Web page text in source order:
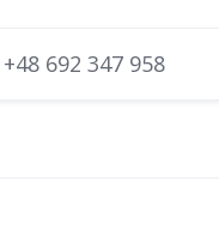
+48 692 347 958